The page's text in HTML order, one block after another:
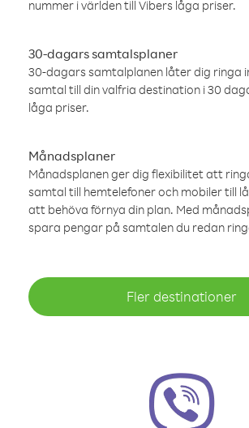
nummer i världen till Vibers låga priser.
30-dagars samtalsplaner
30-dagars samtalplanen låter dig ringa
samtal till din valfria destination i 30
låga priser.
Månadsplaner
Månadsplanen ger dig flexibilitet att
samtal till hemtelefoner och mobiler till
att behöva förnya din plan. Med
spara pengar på samtalen du redan
Fler destinationer